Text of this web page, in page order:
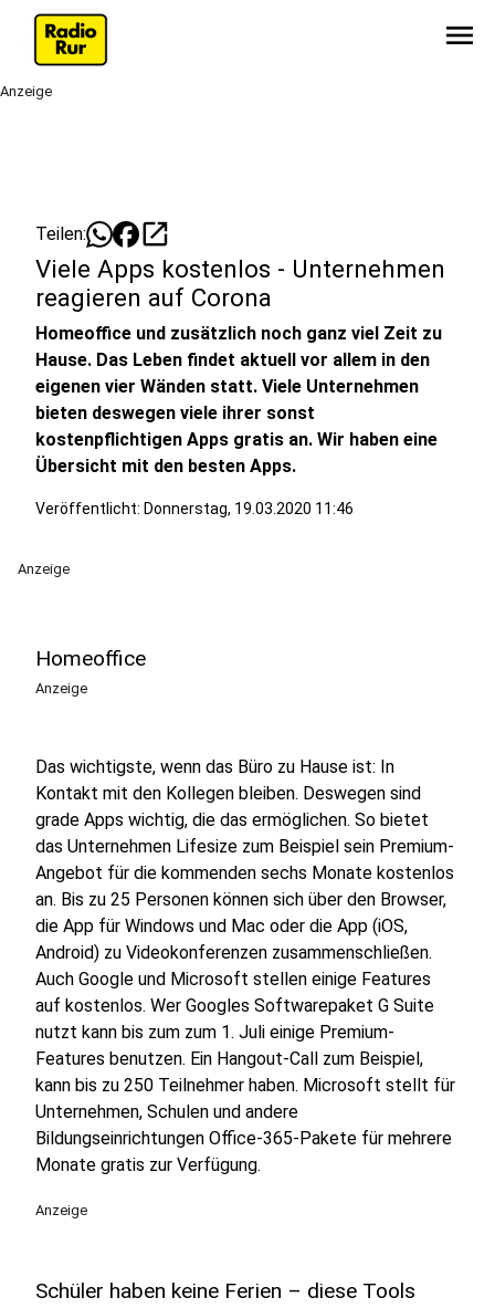
menu
Anzeige
Teilen: open_in_new
Viele Apps kostenlos - Unternehmen
reagieren auf Corona
Homeoffice und zusätzlich noch ganz viel Zeit zu
Hause. Das Leben findet aktuell vor allem in den
eigenen vier Wänden statt. Viele Unternehmen
bieten deswegen viele ihrer sonst
kostenpflichtigen Apps gratis an. Wir haben eine
Übersicht mit den besten Apps.
Veröffentlicht: Donnerstag, 19.03.2020 11:46
Anzeige
Homeoffice
Anzeige
Das wichtigste, wenn das Büro zu Hause ist: In
Kontakt mit den Kollegen bleiben. Deswegen sind
grade Apps wichtig, die das ermöglichen. So bietet
das Unternehmen Lifesize zum Beispiel sein Premium-
Angebot für die kommenden sechs Monate kostenlos
an. Bis zu 25 Personen können sich über den Browser,
die App für Windows und Mac oder die App (iOS,
Android) zu Videokonferenzen zusammenschließen.
Auch Google und Microsoft stellen einige Features
auf kostenlos. Wer Googles Softwarepaket G Suite
nutzt kann bis zum zum 1. Juli einige Premium-
Features benutzen. Ein Hangout-Call zum Beispiel,
kann bis zu 250 Teilnehmer haben. Microsoft stellt für
Unternehmen, Schulen und andere
Bildungseinrichtungen Office-365-Pakete für mehrere
Monate gratis zur Verfügung.
Anzeige
Schüler haben keine Ferien – diese Tools